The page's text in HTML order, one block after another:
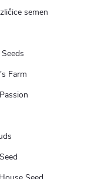
semen
Farm